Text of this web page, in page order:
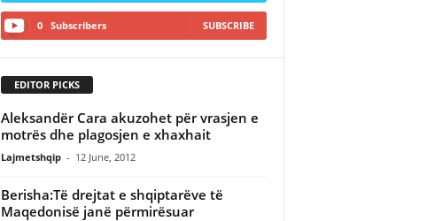
0 Subscribers SUBSCRIBE
EDITOR PICKS
Aleksandër Cara akuzohet për vrasjen e
motrës dhe plagosjen e xhaxhait
Lajmetshqip - 12 June, 2012
Berisha:Të drejtat e shqiptarëve të
Maqedonisë janë përmirësuar